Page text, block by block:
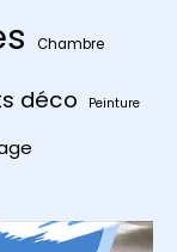
Chambre
déco Peinture